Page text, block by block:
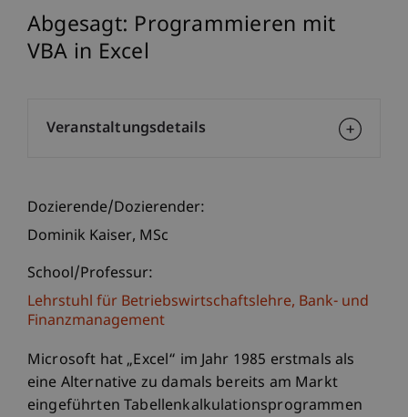
Abgesagt: Programmieren mit
VBA in Excel
Dozierende/Dozierender:
Dominik Kaiser MSc
School/Professur:
Lehrstuhl für Betriebswirtschaftslehre, Bank- und
Finanzmanagement
Microsoft hat „Excel“ im Jahr 1985 erstmals als
eine Alternative zu damals bereits am Markt
eingeführten Tabellenkalkulationsprogrammen
Veranstaltungsdetails